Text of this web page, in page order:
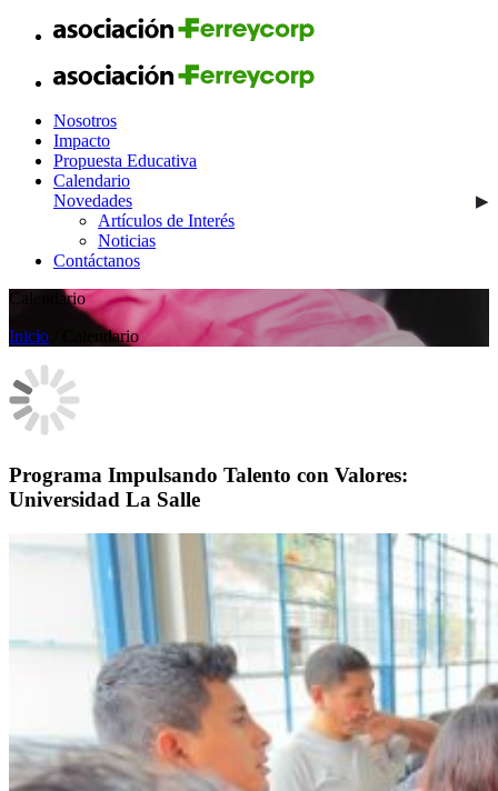
Nosotros
Impacto
Propuesta Educativa
Calendario
Novedades
Artículos de Interés
Noticias
Contáctanos
Calendario
Inicio / Calendario
Programa Impulsando Talento con Valores:
Universidad La Salle